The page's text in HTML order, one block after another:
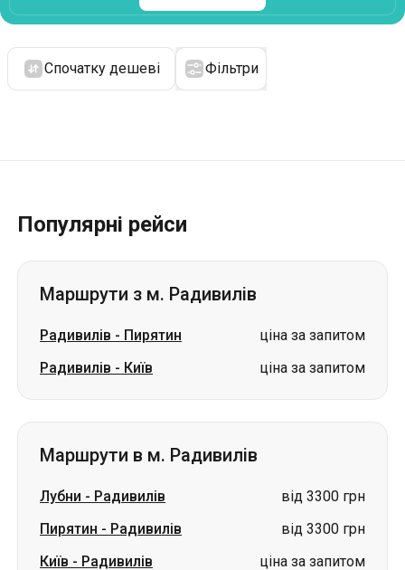
Спочатку дешеві Фільтри
Популярні рейси
Маршрути з м. Радивилів
Радивилів - Пирятин
ціна за запитом
Радивилів - Київ ціна за запитом
Маршрути в м. Радивилів
Лубни - Радивилів
від 3300 грн
Пирятин - Радивилів
від 3300 грн
Київ - Радивилів
ціна за запитом